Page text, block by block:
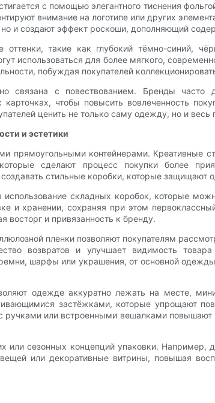
с помощью элегантного тиснения
внимание на логотипе или других
но и создают эффект роскоши, дополняющий
такие как глубокий тёмно-синий,
использоваться для более мягкого,
побуждая покупателей
связана с повествованием. Бренды часто
чтобы повысить вовлеченность
ценить не только саму одежду, но и весь
и эстетики
контейнерами. Креативные
сделают процесс покупки более
стильные коробки, которые
складных коробок, которые
и хранении, сохраняя при этом
восторг и привязанность к бренду.
пленки позволяют покупателям
возвратов и улучшает видимость
шарфы или украшения, от основной
одежде аккуратно лежать на месте,
застёжками, которые упрощают
ручками или встроенными вешалками
или сезонных концепций упаковки. Например,
или декоративные витрины, повышая